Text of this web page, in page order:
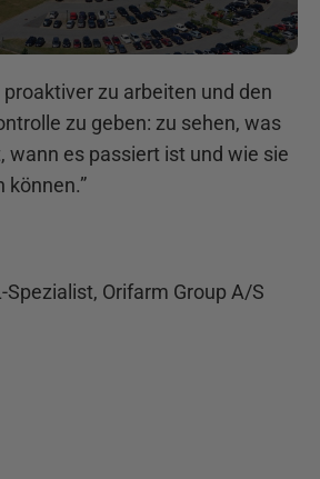
zu arbeiten und den
zu geben: zu sehen, was
wann es passiert ist und wie sie
können.”
Spezialist, Orifarm Group A/S